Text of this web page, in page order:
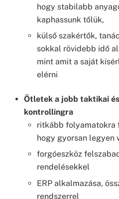
hogy stabilabb
kaphassunk tőlük,
külső szakértők,
sokkal rövidebb idő
mint amit a saját
elérni
Ötletek a jobb taktikai
kontrollingra
ritkább folyamatokra
hogy gyorsan legyen
forgóeszköz
rendelésekkel
ERP alkalmazása,
rendszerrel